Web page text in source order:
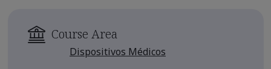
Course Area
Dispositivos Médicos